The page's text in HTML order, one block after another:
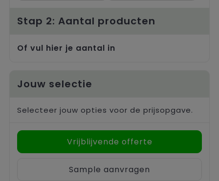
Stap 2: Aantal producten
Of vul hier je aantal in
Jouw selectie
Selecteer jouw opties voor de prijsopgave.
Vrijblijvende offerte
Sample aanvragen